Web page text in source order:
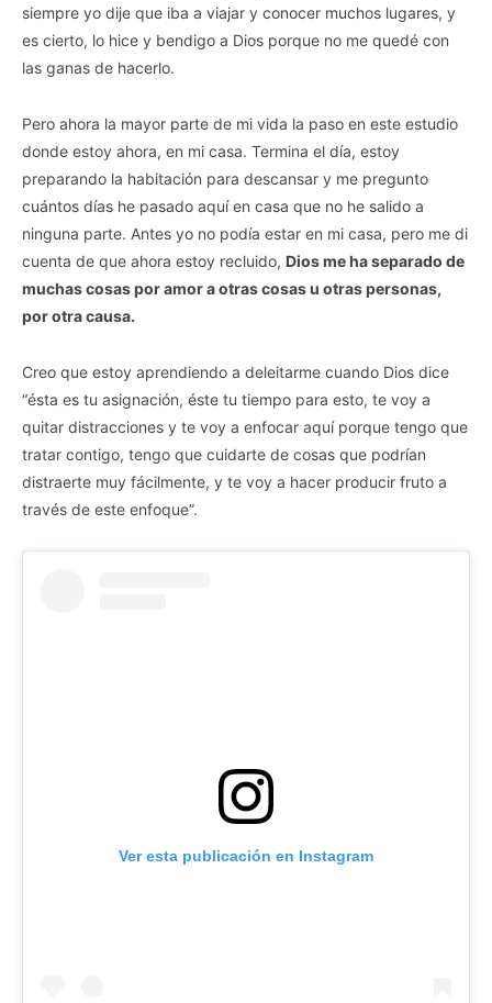
siempre yo dije que iba a viajar y conocer muchos lugares, y
es cierto, lo hice y bendigo a Dios porque no me quedé con
las ganas de hacerlo.
Pero ahora la mayor parte de mi vida la paso en este estudio
donde estoy ahora, en mi casa. Termina el día, estoy
preparando la habitación para descansar y me pregunto
cuántos días he pasado aquí en casa que no he salido a
ninguna parte. Antes yo no podía estar en mi casa, pero me di
cuenta de que ahora estoy recluido, Dios me ha separado de
muchas cosas por amor a otras cosas u otras personas,
por otra causa.
Creo que estoy aprendiendo a deleitarme cuando Dios dice
“ésta es tu asignación, éste tu tiempo para esto, te voy a
quitar distracciones y te voy a enfocar aquí porque tengo que
tratar contigo, tengo que cuidarte de cosas que podrían
distraerte muy fácilmente, y te voy a hacer producir fruto a
través de este enfoque”.
Ver esta publicación en Instagram